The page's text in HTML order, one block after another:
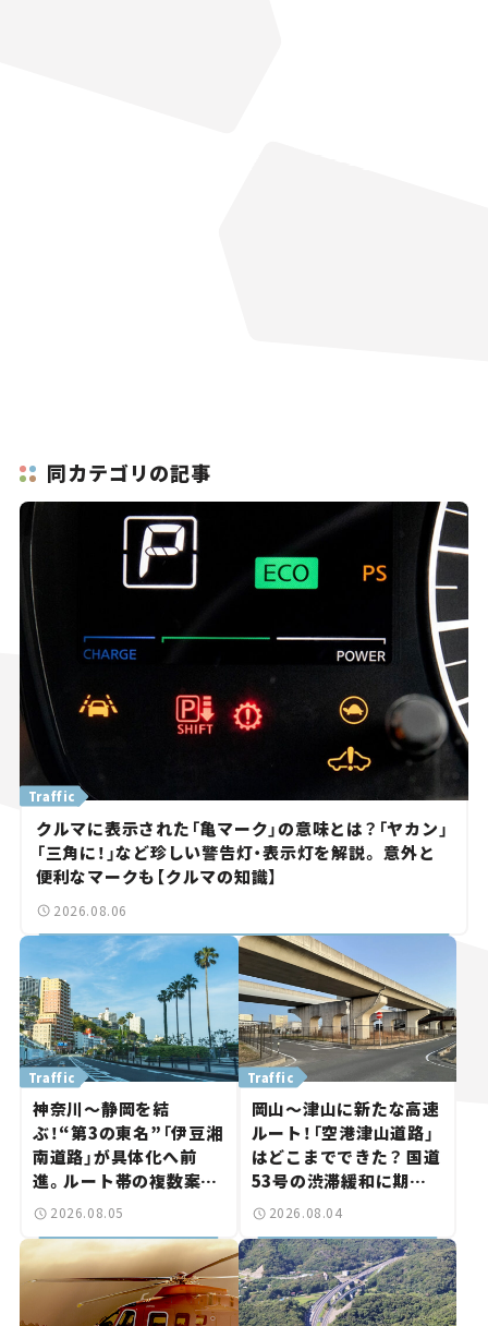
同カテゴリの記事
クルマに表示された「亀マーク」の意味とは？「ヤカン」
「三角に！」など珍しい警告灯・表示灯を解説。 意外と
便利なマークも【クルマの知識】
Traffic
2026.08.06
神奈川～静岡を結
ぶ！“第3の東名”「伊豆湘
南道路」が具体化へ前
進。ルート帯の複数案検
討へ。熱海まで信号ゼロ
道路計画】
Traffic
2026.08.05
岡山～津山に新たな高速
ルート！「空港津山道路」
はどこまでできた？ 国道
53号の渋滞緩和に期待。
岡山市側でも動きが【い
Traffic
2026.08.04